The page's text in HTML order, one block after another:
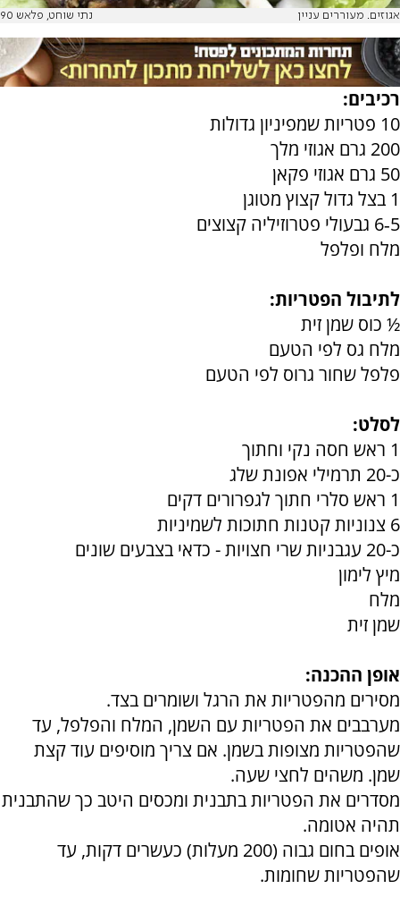
אגוזים. מעוררים עניין נתי שוחט, פלאש 90
רכיבים:
10 פטריות שמפיניון גדולות
200 גרם אגוזי מלך
50 גרם אגוזי פקאן
1 בצל גדול קצוץ מטוגן
5‑6 גבעולי פטרוזיליה קצוצים
מלח ופלפל
לתיבול הפטריות:
½ כוס שמן זית
מלח גס לפי הטעם
פלפל שחור גרוס לפי הטעם
לסלט:
1 ראש חסה נקי וחתוך
כ-20 תרמילי אפונת שלג
1 ראש סלרי חתוך לגפרורים דקים
6 צנוניות קטנות חתוכות לשמיניות
כ-20 עגבניות שרי חצויות - כדאי בצבעים שונים
מיץ לימון
מלח
שמן זית
אופן ההכנה:
מסירים מהפטריות את הרגל ושומרים בצד.
מערבבים את הפטריות עם השמן, המלח והפלפל, עד
שהפטריות מצופות בשמן. אם צריך מוסיפים עוד קצת
שמן. משהים לחצי שעה.
מסדרים את הפטריות בתבנית ומכסים היטב כך שהתבנית
תהיה אטומה.
אופים בחום גבוה (200 מעלות) כעשרים דקות, עד
שהפטריות שחומות.